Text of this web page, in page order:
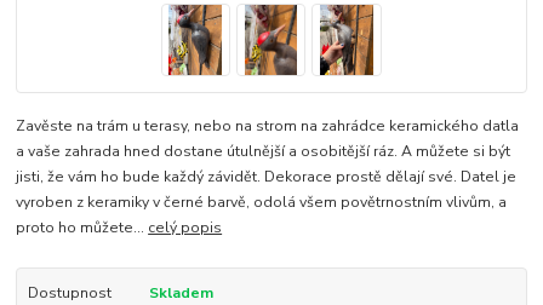
Zavěste na trám u terasy, nebo na strom na zahrádce keramického datla
a vaše zahrada hned dostane útulnější a osobitější ráz. A můžete si být
jisti, že vám ho bude každý závidět. Dekorace prostě dělají své. Datel je
vyroben z keramiky v černé barvě, odolá všem povětrnostním vlivům, a
proto ho můžete... celý popis
Dostupnost Skladem